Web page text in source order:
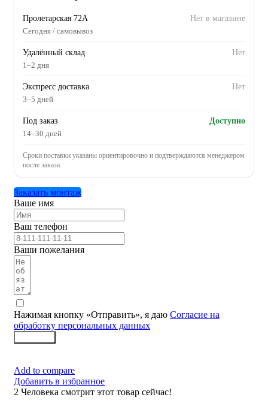
Пролетарская 72А
Нет в магазине
Сегодня / самовывоз
Удалённый склад
Нет
1–2 дня
Экспресс доставка
Нет
3–5 дней
Под заказ
Доступно
14–30 дней
Сроки поставки указаны ориентировочно и подтверждаются менеджером
после заказа.
Заказать монтаж
Ваше имя
Ваш телефон
Ваши пожелания
Нажимая кнопку «Отправить», я даю Согласие на
обработку персональных данных
Add to compare
Добавить в избранное
2 Человека смотрит этот товар сейчас!